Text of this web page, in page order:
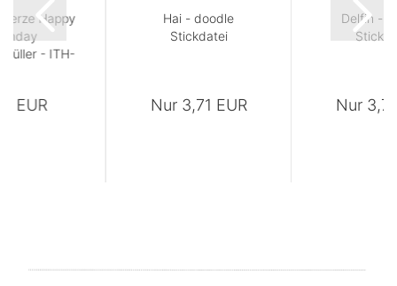
Happy
- ITH-
EUR
Hai - doodle
Stickdatei
Nur 3,71 EUR
Delfin -
Nur